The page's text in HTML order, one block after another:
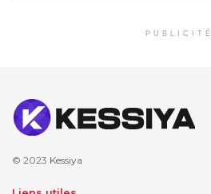
PUBLICITÉ
© 2023 Kessiya